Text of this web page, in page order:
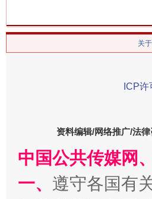
习近平的博鳌关键词
关
ICP
资料编辑/网络推广/法律
中国公共传媒网
一、 遵守各国有